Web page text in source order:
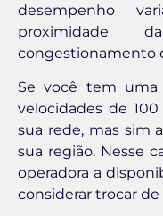
desempenho
congestionamento
Se você tem uma
velocidades de
sua rede, mas sim
sua região. Nesse
operadora a
considerar trocar